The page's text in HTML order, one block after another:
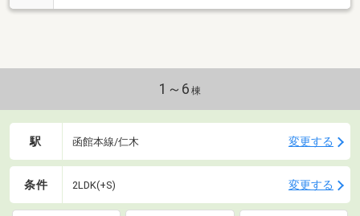
1～6 棟
駅 函館本線/仁木 変更する
条件 2LDK(+S) 変更する